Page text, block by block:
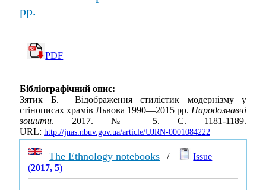
рр.
PDF
Бібліографічний опис:
Зятик Б. Відображення стилістик модернізму у
стінописах храмів Львова 1990—2015 рр. Народознавчі
зошити. 2017. № 5. С. 1181-1189.
URL: http://jnas.nbuv.gov.ua/article/UJRN-0001084222
The Ethnology notebooks /
Issue
(2017, 5)